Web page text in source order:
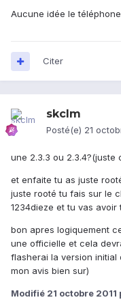
Aucune idée le
Citer
skclm
Posté(e) 21
une 2.3.3 ou 2.3.4?(juste
et enfaite tu as juste
juste rooté tu fais sur le
1234dieze et tu vas avoir
bon apres logiquement
une officielle et cela
flasherai la version
mon avis bien sur)
Modifié 21 octobre 2011